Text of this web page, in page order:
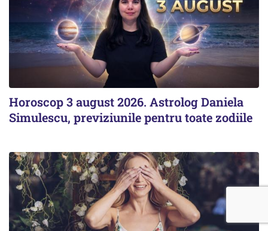
Horoscop 3 august 2026. Astrolog Daniela
Simulescu, previziunile pentru toate zodiile